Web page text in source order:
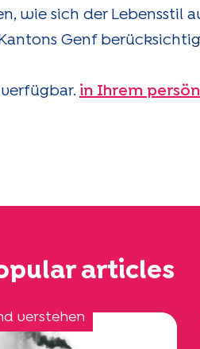
wie sich der Lebensstil
Genf
in Ihrem
articles
verstehen